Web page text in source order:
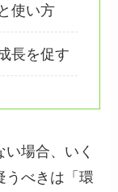
使い方
長を促す
場合、いく
うべきは「環